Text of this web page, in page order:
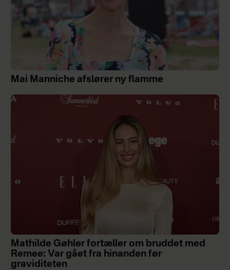
Mai Manniche afslører ny flamme
Mathilde Gøhler fortæller om bruddet med
Remee: Var gået fra hinanden før
graviditeten